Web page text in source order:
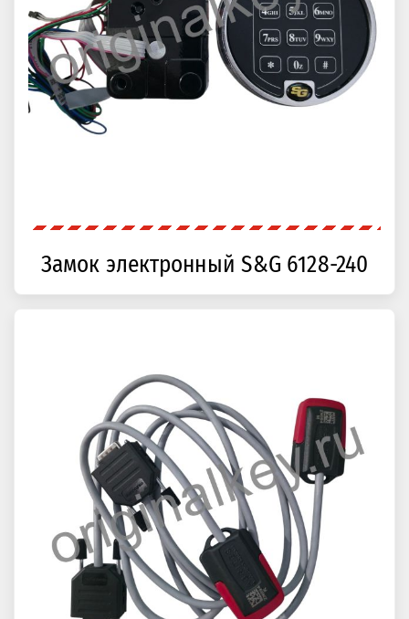
Замок электронный S&G 6128-240